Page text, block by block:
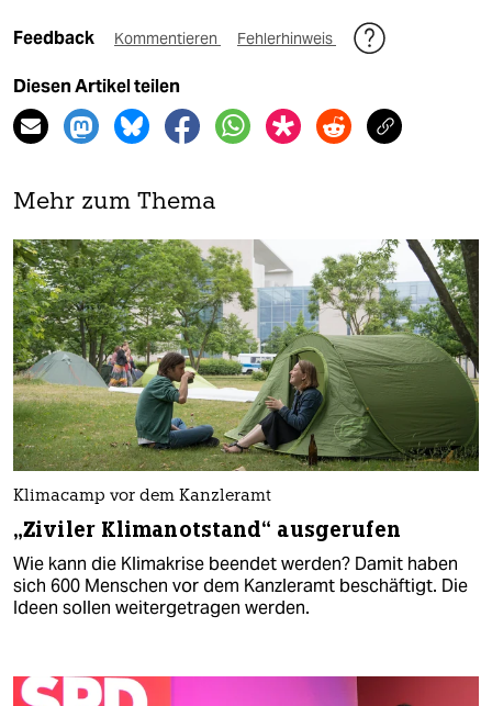
Feedback Kommentieren Fehlerhinweis
Diesen Artikel teilen
Mehr zum Thema
Klimacamp vor dem Kanzleramt
„Ziviler Klimanotstand“ ausgerufen
Wie kann die Klimakrise beendet werden? Damit haben
sich 600 Menschen vor dem Kanzleramt beschäftigt. Die
Ideen sollen weitergetragen werden.